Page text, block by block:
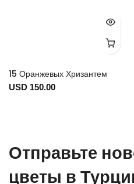
15 Оранжевых Хризантем
USD 150.00
Отправьте
цветы в